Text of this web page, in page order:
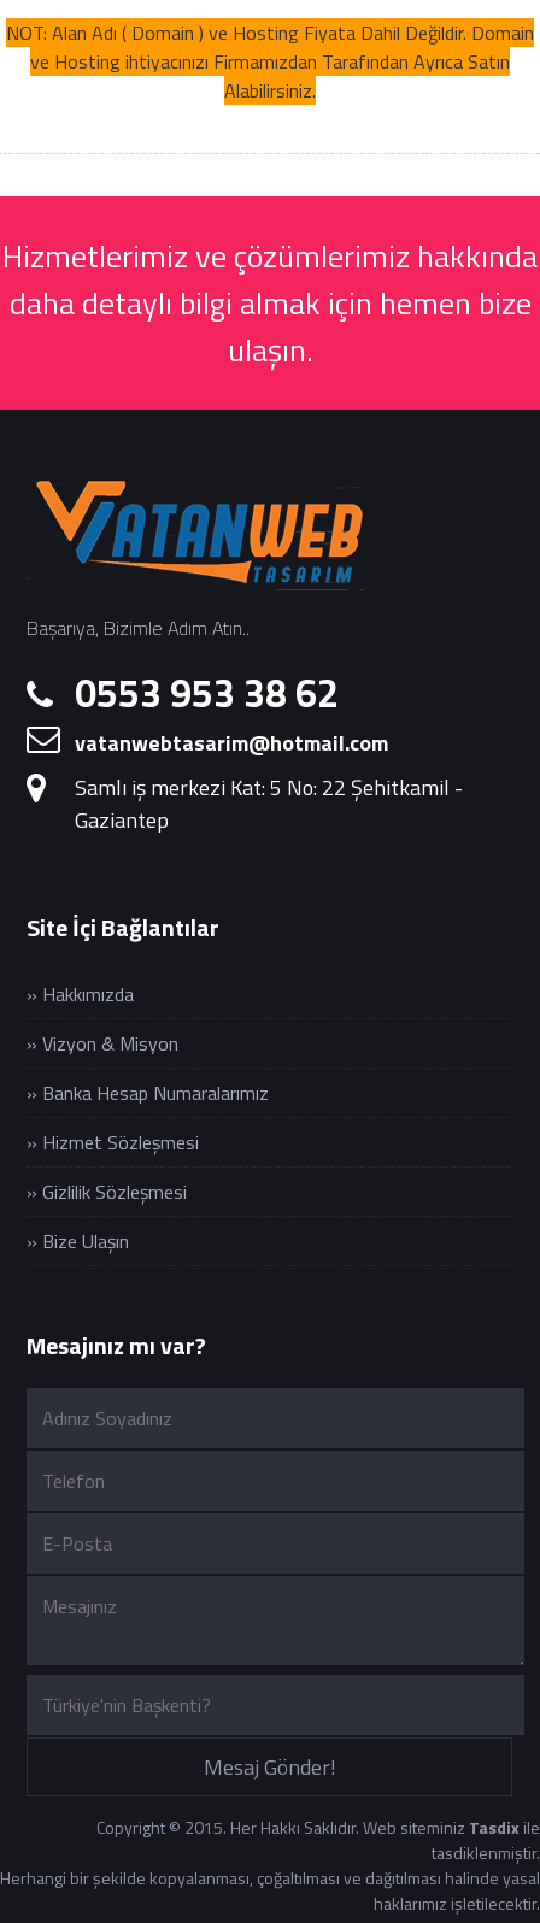
NOT: Alan Adı ( Domain ) ve Hosting Fiyata Dahil Değildir. Domain
ve Hosting ihtiyacınızı Firmamızdan Tarafından Ayrıca Satın
Alabilirsiniz.
Hizmetlerimiz ve çözümlerimiz hakkında
daha detaylı bilgi almak için hemen bize
ulaşın.
Başarıya, Bizimle Adım Atın..
0553 953 38 62
vatanwebtasarim@hotmail.com
Samlı iş merkezi Kat: 5 No: 22 Şehitkamil -
Gaziantep
Site İçi Bağlantılar
» Hakkımızda
» Vizyon & Misyon
» Banka Hesap Numaralarımız
» Hizmet Sözleşmesi
» Gizlilik Sözleşmesi
» Bize Ulaşın
Mesajınız mı var?
Mesaj Gönder!
Copyright © 2015. Her Hakkı Saklıdır. Web siteminiz Tasdixile
tasdiklenmiştir.
Herhangi bir şekilde kopyalanması, çoğaltılması ve dağıtılması halinde yasal
haklarımız işletilecektir.